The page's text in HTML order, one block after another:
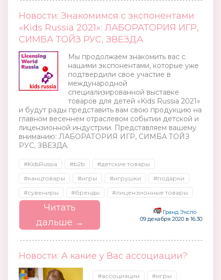
Новости: Знакомимся с экспонентами
«Kids Russia 2021»: ЛАБОРАТОРИЯ ИГР,
СИМБА ТОЙЗ РУС, ЗВЕЗДА
Мы продолжаем знакомить вас с
нашими экспонентами, которые уже
подтвердили свое участие в
международной
специализированной выставке
товаров для детей «Kids Russia 2021»
и будут рады представить вам свою продукцию на
главном весеннем отраслевом событии детской и
лицензионной индустрии. Представляем вашему
вниманию: ЛАБОРАТОРИЯ ИГР, СИМБА ТОЙЗ
РУС, ЗВЕЗДА.
#KidsRussia #b2b
#детские товары
#канцтовары
#игры #игрушки
#подарки
#сувениры
#бренды #лицензионные товары
Читать
дальше →
Гранд Экспо
09 декабря 2020 в 16:30
Новости: А какие у Вас ассоциации?
#ассоциации
#игры